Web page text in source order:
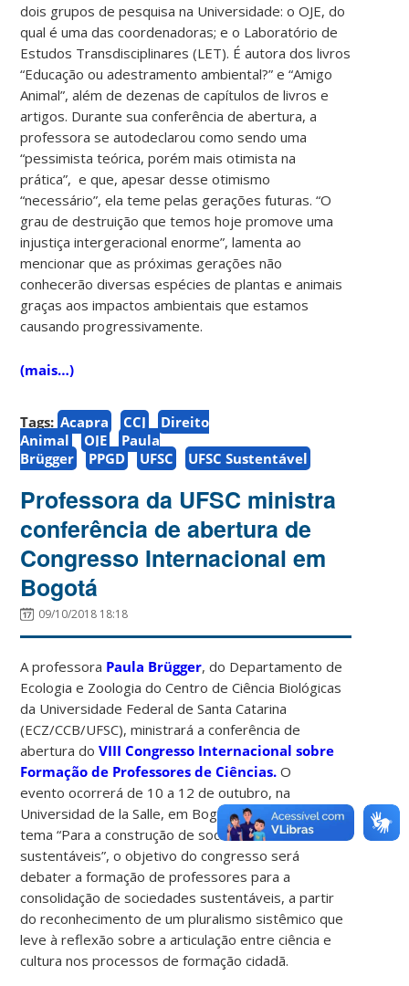
dois grupos de pesquisa na Universidade: o OJE, do
qual é uma das coordenadoras; e o Laboratório de
Estudos Transdisciplinares (LET). É autora dos livros
“Educação ou adestramento ambiental?” e “Amigo
Animal”, além de dezenas de capítulos de livros e
artigos. Durante sua conferência de abertura, a
professora se autodeclarou como sendo uma
“pessimista teórica, porém mais otimista na
prática”, e que, apesar desse otimismo
“necessário”, ela teme pelas gerações futuras. “O
grau de destruição que temos hoje promove uma
injustiça intergeracional enorme”, lamenta ao
mencionar que as próximas gerações não
conhecerão diversas espécies de plantas e animais
graças aos impactos ambientais que estamos
causando progressivamente.
(mais…)
Tags: Acapra CCJ
Direito
Animal
OJE
Paula
Brügger
PPGD UFSC UFSC Sustentável
Professora da UFSC ministra
conferência de abertura de
Congresso Internacional em
Bogotá
09/10/2018 18:18
A professora Paula Brügger, do Departamento de
Ecologia e Zoologia do Centro de Ciência Biológicas
da Universidade Federal de Santa Catarina
(ECZ/CCB/UFSC), ministrará a conferência de
abertura doVIII Congresso Internacional sobre
Formação de Professores de Ciências. O
evento ocorrerá de 10 a 12 de outubro, na
Universidad de la Salle, em Bogotá, Colômbia. Com o
tema “Para a construção de sociedades
sustentáveis”, o objetivo do congresso será
debater a formação de professores para a
consolidação de sociedades sustentáveis, a partir
do reconhecimento de um pluralismo sistêmico que
leve à reflexão sobre a articulação entre ciência e
cultura nos processos de formação cidadã.